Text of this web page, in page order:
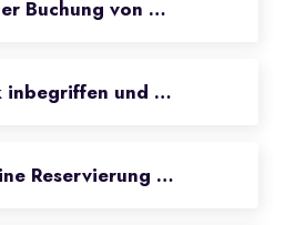
Buchung von Touren und
inbegriffen und welche Art
Reservierung stornieren